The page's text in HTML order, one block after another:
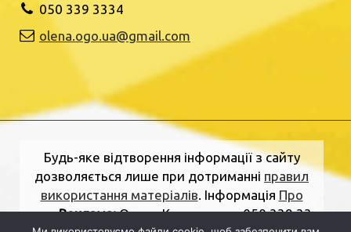
050 339 3334
olena.ogo.ua@gmail.com
Будь-яке відтворення інформації з сайту
дозволяється лише при дотриманні правил
використання матеріалів. Інформація Про
нас.Реклама:Олена Копиця, тел. 050 339 33